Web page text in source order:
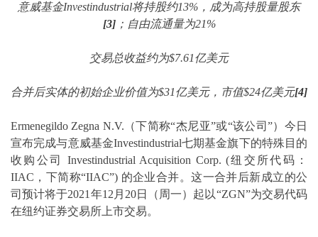
意威基金Investindustrial将持股约13%，成为高持股量股东
[3]；自由流通量为21%
交易总收益约为$7.61亿美元
合并后实体的初始企业价值为$31亿美元，市值$24亿美元[4]
Ermenegildo Zegna N.V.（下简称“杰尼亚”或“该公司”）今日
宣布完成与意威基金Investindustrial七期基金旗下的特殊目的
收购公司 Investindustrial Acquisition Corp. (纽交所代码：
IIAC，下简称“IIAC”) 的企业合并。这一合并后新成立的公
司预计将于2021年12月20日（周一）起以“ZGN”为交易代码
在纽约证券交易所上市交易。